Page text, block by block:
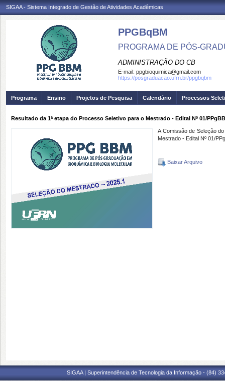
SIGAA - Sistema Integrado de Gestão de Atividades Acadêmicas
PPGBqBM
PROGRAMA DE PÓS-
ADMINISTRAÇÃO DO CB
E-mail: ppgbioquimica@gmail.com
https://posgraduacao.ufrn.br/ppgbqbm
Programa Ensino Projetos de Pesquisa Calendário Processos
Resultado da 1ª etapa do Processo Seletivo para o Mestrado - Edital Nº 01/
A Comissão de Seleção
Mestrado - Edital Nº 01/
Baixar Arquivo
SIGAA | Superintendência de Tecnologia da Informação - (84)